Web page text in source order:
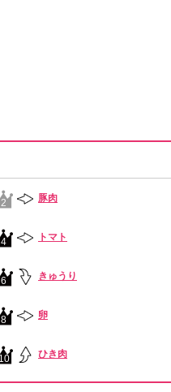
2 豚肉
4 トマト
6 きゅうり
8 卵
10 ひき肉